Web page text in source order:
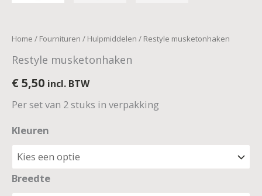
Home / Fournituren / Hulpmiddelen / Restyle musketonhaken
Restyle musketonhaken
€5,50 incl. BTW
Per set van 2 stuks in verpakking
Kleuren
Breedte